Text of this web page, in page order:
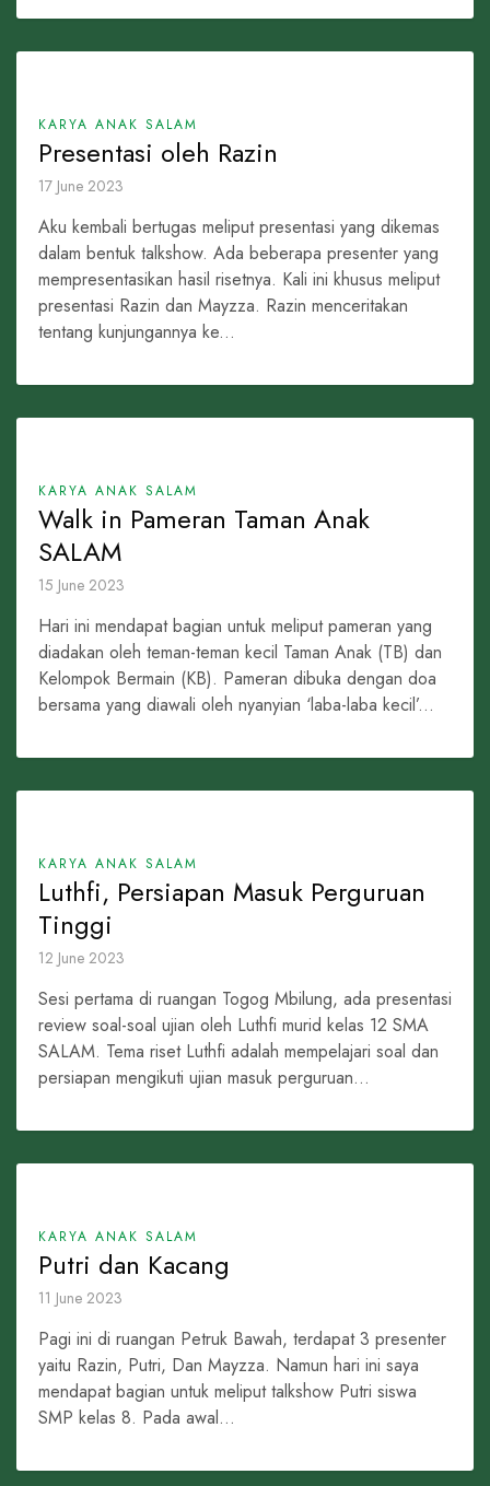
KARYA ANAK SALAM
Presentasi oleh Razin
17 June 2023
Aku kembali bertugas meliput presentasi yang dikemas
dalam bentuk talkshow. Ada beberapa presenter yang
mempresentasikan hasil risetnya. Kali ini khusus meliput
presentasi Razin dan Mayzza. Razin menceritakan
tentang kunjungannya ke...
KARYA ANAK SALAM
Walk in Pameran Taman Anak
SALAM
15 June 2023
Hari ini mendapat bagian untuk meliput pameran yang
diadakan oleh teman-teman kecil Taman Anak (TB) dan
Kelompok Bermain (KB). Pameran dibuka dengan doa
bersama yang diawali oleh nyanyian ‘laba-laba kecil’...
KARYA ANAK SALAM
Luthfi, Persiapan Masuk Perguruan
Tinggi
12 June 2023
Sesi pertama di ruangan Togog Mbilung, ada presentasi
review soal-soal ujian oleh Luthfi murid kelas 12 SMA
SALAM. Tema riset Luthfi adalah mempelajari soal dan
persiapan mengikuti ujian masuk perguruan...
KARYA ANAK SALAM
Putri dan Kacang
11 June 2023
Pagi ini di ruangan Petruk Bawah, terdapat 3 presenter
yaitu Razin, Putri, Dan Mayzza. Namun hari ini saya
mendapat bagian untuk meliput talkshow Putri siswa
SMP kelas 8. Pada awal...